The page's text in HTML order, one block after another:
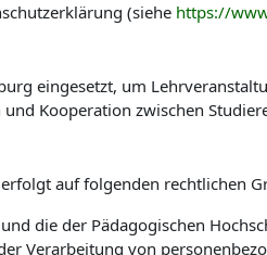
(siehe https://
eingesetzt, um
Kooperation zwischen
auf folgenden rechtlichen
die der Pädagogischen
Verarbeitung von